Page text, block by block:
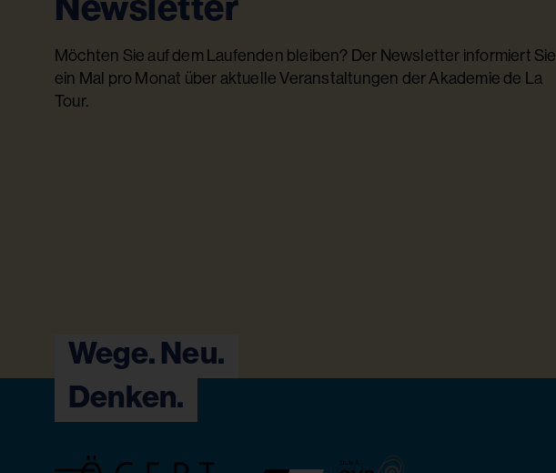
Möchten Sie auf dem Laufenden bleiben? Der Newsletter informiert Sie
ein Mal pro Monat über aktuelle Veranstaltungen der Akademie de La
Tour.
Wege. Neu.
Denken.